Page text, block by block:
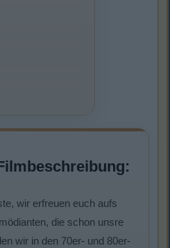
wir erfreuen euch aufs
die schon unsre
wir in den 70er- und 80er-